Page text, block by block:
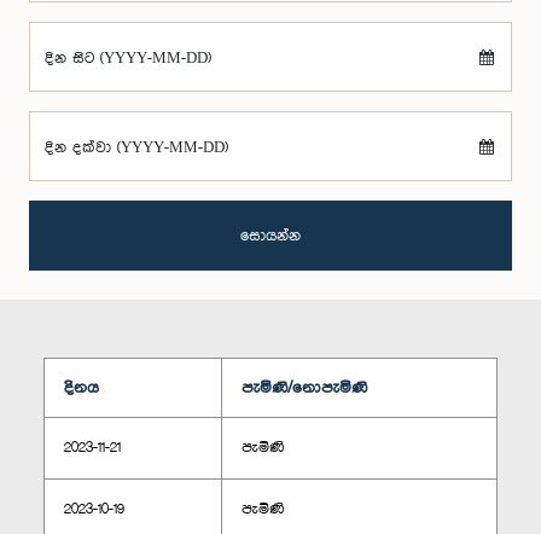
දින සිට (YYYY-MM-DD)
දින දක්වා (YYYY-MM-DD)
සොයන්න
දිනය පැමිණි/නොපැමිණි
2023-11-21 පැමිණි
2023-10-19 පැමිණි